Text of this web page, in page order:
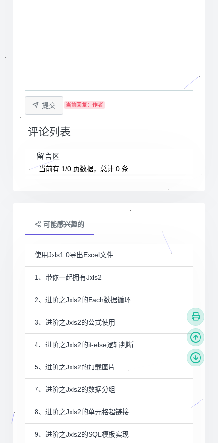
提交 当前回复：作者
评论列表
留言区
当前有 1/0 页数据，总计 0 条
可能感兴趣的
使用Jxls1.0导出Excel文件
1、带你一起拥有Jxls2
2、进阶之Jxls2的Each数据循环
3、进阶之Jxls2的公式使用
4、进阶之Jxls2的if-else逻辑判断
5、进阶之Jxls2的加载图片
7、进阶之Jxls2的数据分组
8、进阶之Jxls2的单元格超链接
9、进阶之Jxls2的SQL模板实现